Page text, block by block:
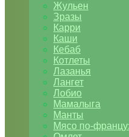
Жульен
Зразы
Карри
Каши
Кебаб
Котлеты
Лазанья
Лангет
Лобио
Мамалыга
Манты
Мясо по-